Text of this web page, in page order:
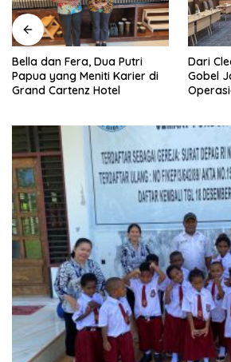
Bella dan Fera, Dua Putri
Papua yang Meniti Karier di
Grand Cartenz Hotel
Dari
Gobel